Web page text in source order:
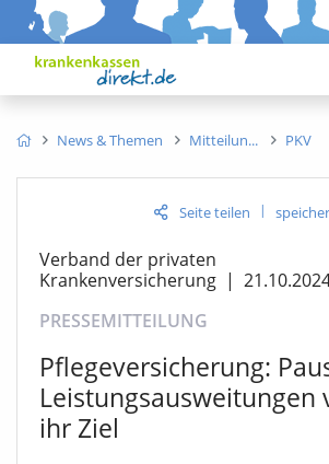
News & Themen Mitteilun PKV
Seite teilen |
Verband der privaten
Krankenversicherung |
PRESSEMITTEILUNG
Pflegeversicherung:
Leistungsausweitungen
ihr Ziel